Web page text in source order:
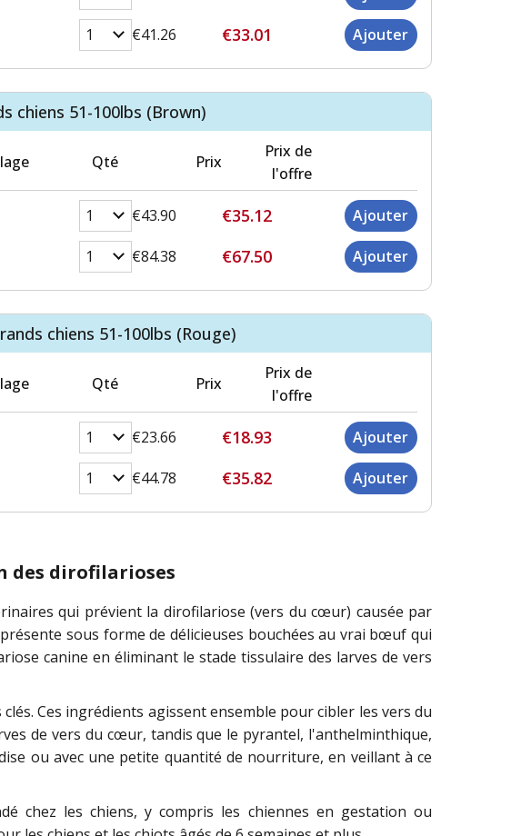
€41.26 €33.01
chiens 51-100lbs (Brown)
Qté Prix
Prix de
l'offre
€43.90 €35.12
€84.38 €67.50
chiens 51-100lbs (Rouge)
Qté Prix
Prix de
l'offre
€23.66 €18.93
€44.78 €35.82
des dirofilarioses
qui prévient la dirofilariose (vers du cœur) causée par
sous forme de délicieuses bouchées au vrai bœuf qui
canine en éliminant le stade tissulaire des larves de vers
Ces ingrédients agissent ensemble pour cibler les vers du
de vers du cœur, tandis que le pyrantel, l'anthelminthique,
ou avec une petite quantité de nourriture, en veillant à ce
chez les chiens, y compris les chiennes en gestation ou